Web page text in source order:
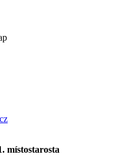
místostarosta